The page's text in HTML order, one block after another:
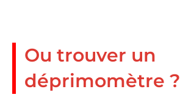
Ou trouver un
déprimomètre ?